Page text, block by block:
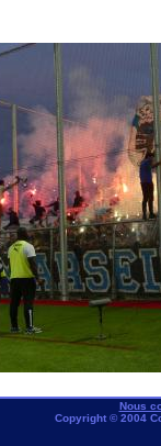
Nous
Copyright © 2004